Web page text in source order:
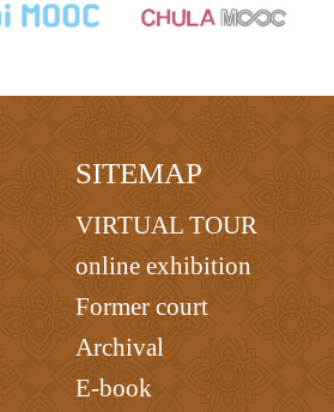
SITEMAP
VIRTUAL TOUR
online exhibition
Former court
Archival
E-book